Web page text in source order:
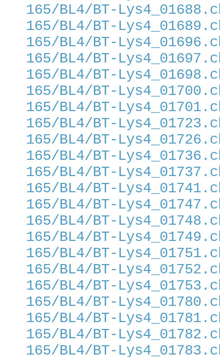
165/BL4/BT-
165/BL4/BT-
165/BL4/BT-
165/BL4/BT-
165/BL4/BT-
165/BL4/BT-
165/BL4/BT-
165/BL4/BT-
165/BL4/BT-
165/BL4/BT-
165/BL4/BT-
165/BL4/BT-
165/BL4/BT-
165/BL4/BT-
165/BL4/BT-
165/BL4/BT-
165/BL4/BT-
165/BL4/BT-
165/BL4/BT-
165/BL4/BT-
165/BL4/BT-
165/BL4/BT-